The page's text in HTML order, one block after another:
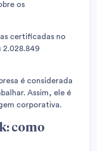
os
certificadas no
é considerada
Assim, ele é
corporativa.
como